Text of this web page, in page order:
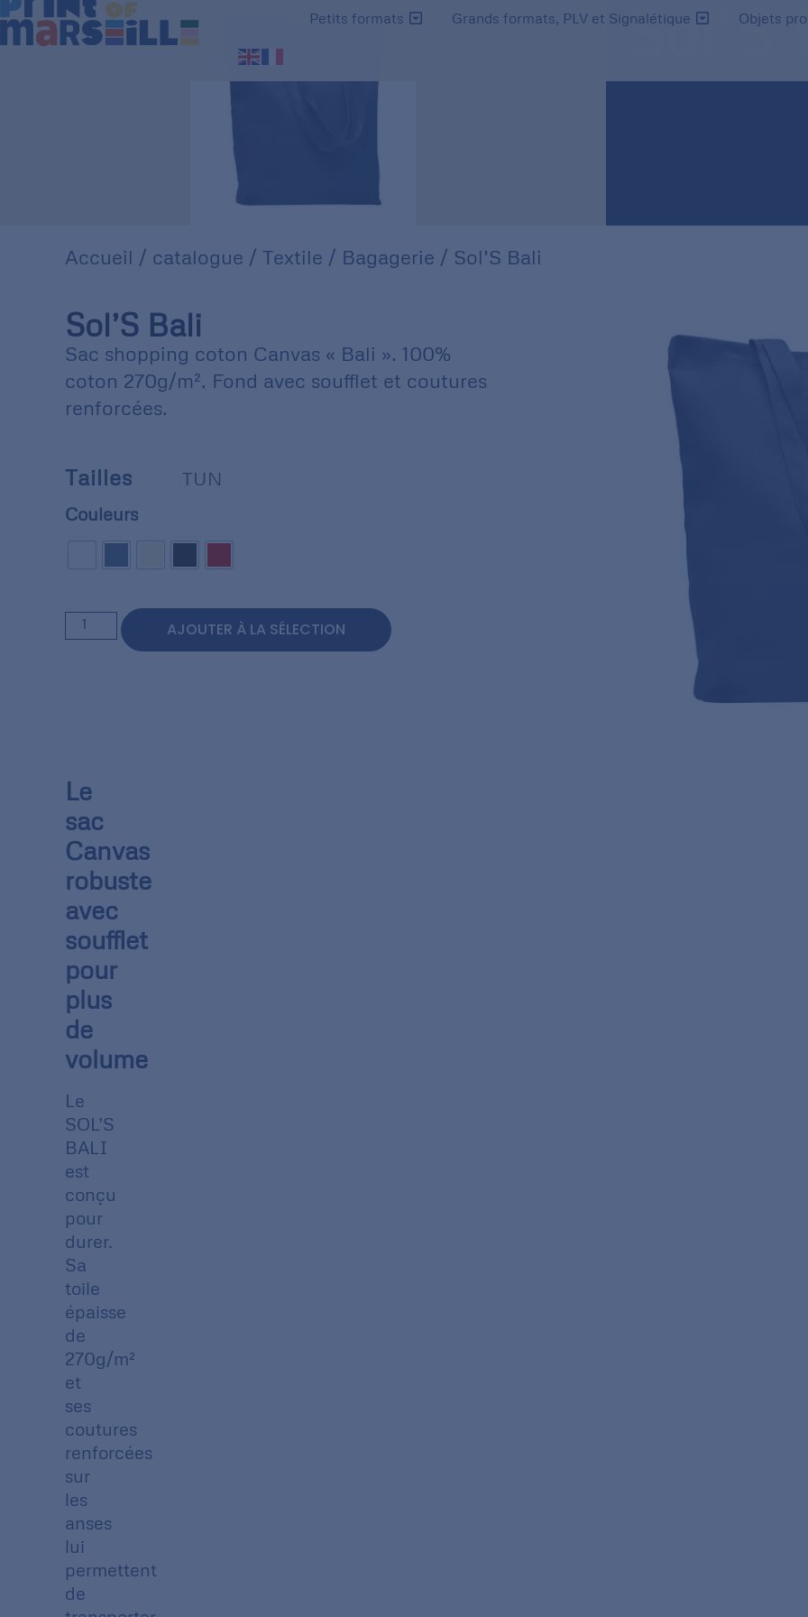
Petits formats Grands formats, PLV et Signalétique Objets
Sol’S
Accueil / catalogue / Textile / Bagagerie / Sol’S Bali
Sol’S Bali
Sac shopping coton Canvas « Bali ». 100%
coton 270g/m². Fond avec soufflet et coutures
renforcées.
Tailles
TUN
Couleurs
AJOUTER À LA SÉLECTION
Le
sac
Canvas
robuste
avec
soufflet
pour
plus
de
volume
Le
SOL’S
BALI
est
conçu
pour
durer.
Sa
toile
épaisse
de
270g/m²
et
ses
coutures
renforcées
sur
les
anses
lui
permettent
de